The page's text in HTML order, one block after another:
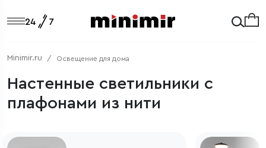
Minimir.ru Освещение для дома
Настенные светильники с
плафонами из нити